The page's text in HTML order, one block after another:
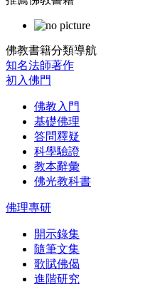
佛教書籍分類導航
知名法師著作
初入佛門
佛教入門
基礎佛理
答問釋疑
科學驗證
教本辭彙
佛光教科書
佛理專研
開示錄集
隨筆文集
歌賦佛偈
進階研究